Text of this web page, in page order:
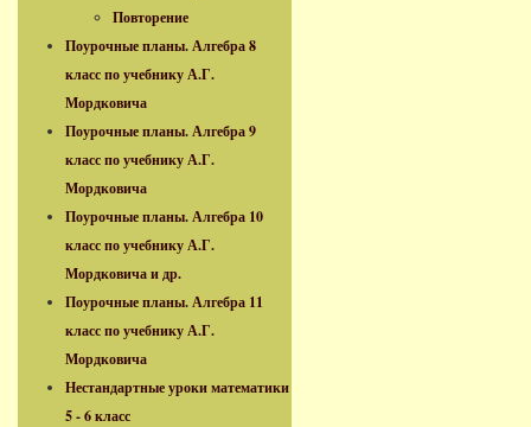
Повторение
Поурочные планы. Алгебра 8
класс по учебнику А.Г.
Мордковича
Поурочные планы. Алгебра 9
класс по учебнику А.Г.
Мордковича
Поурочные планы. Алгебра 10
класс по учебнику А.Г.
Мордковича и др.
Поурочные планы. Алгебра 11
класс по учебнику А.Г.
Мордковича
Нестандартные уроки математики
5 - 6 класс